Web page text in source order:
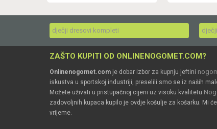
dječji dresovi kompleti
ZAŠTO KUPITI OD ONLINENOGOMET.COM?
Onlinenogomet.com je dobar izbor za kupnju jeftini
iskustva u sportskoj industriji, preselili smo se iz naših
Možete uživati u pristupačnoj cijeni uz visoku kvalitetu
zadovoljnih kupaca kupilo je ovdje košulje za košarku. Mi
vrijeme.